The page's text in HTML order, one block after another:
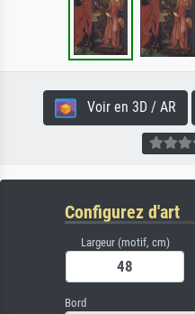
Voir en 3D / AR
Configurez d'art
Largeur (motif, cm)
Bord